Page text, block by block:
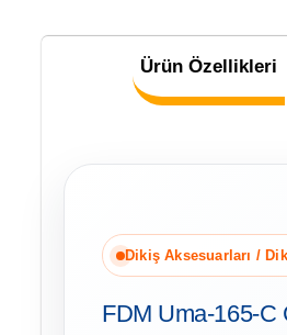
Ürün Özellikleri
Dikiş Aksesuarları /
FDM Uma-165-C